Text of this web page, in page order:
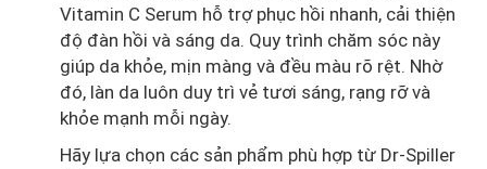
Vitamin C Serum hỗ trợ phục hồi nhanh, cải thiện
độ đàn hồi và sáng da. Quy trình chăm sóc này
giúp da khỏe, mịn màng và đều màu rõ rệt. Nhờ
đó, làn da luôn duy trì vẻ tươi sáng, rạng rỡ và
khỏe mạnh mỗi ngày.
Hãy lựa chọn các sản phẩm phù hợp từ Dr-Spiller